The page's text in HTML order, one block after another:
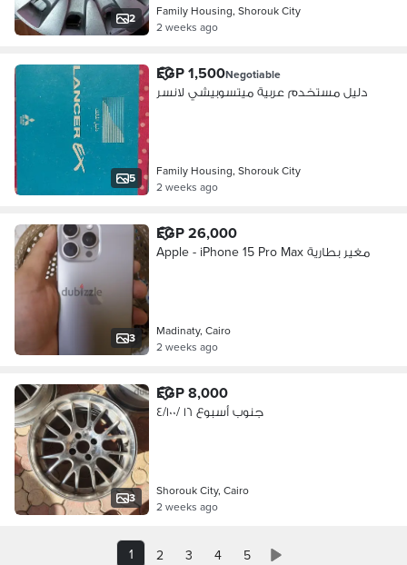
2
Family Housing, Shorouk City
2 weeks ago
5
EGP 1,500Negotiable
دليل مستخدم عربية ميتسوبيشي لانسر
Family Housing, Shorouk City
2 weeks ago
3
EGP 26,000
Apple - iPhone 15 Pro Max مغير بطارية
Madinaty, Cairo
2 weeks ago
3
EGP 8,000
جنوب أسبوع ١٦ /٤/١٠٠
Shorouk City, Cairo
2 weeks ago
1 2 3 4 5